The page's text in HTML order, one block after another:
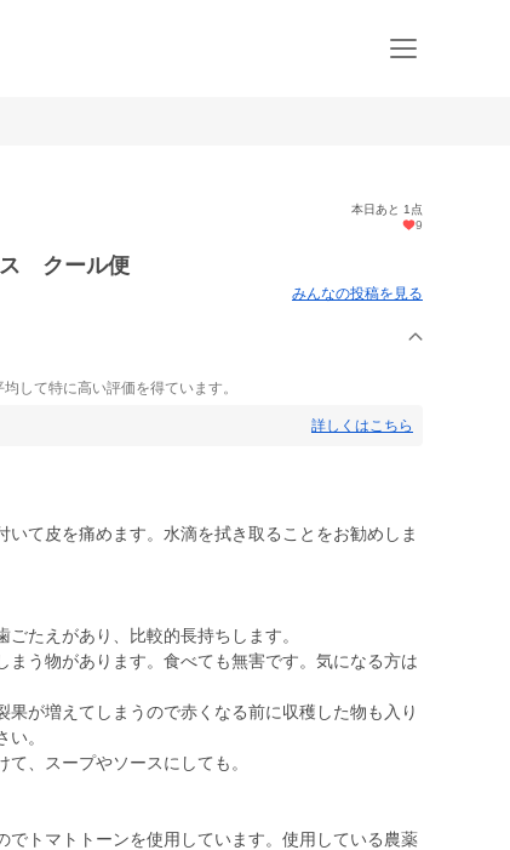
本日あと 1点
9
クール便
みんなの投稿を見る
して特に高い評価を得ています。
詳しくはこちら
て皮を痛めます。水滴を拭き取ることをお勧めしま
たえがあり、比較的長持ちします。
う物があります。食べても無害です。気になる方は
が増えてしまうので赤くなる前に収穫した物も入り
。
、スープやソースにしても。
トマトトーンを使用しています。使用している農薬